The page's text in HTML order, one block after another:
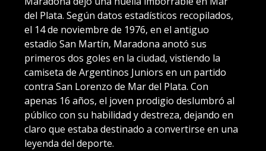
del Plata. Según datos estadísticos recopilados,
el 14 de noviembre de 1976, en el antiguo
estadio San Martín, Maradona anotó sus
primeros dos goles en la ciudad, vistiendo la
camiseta de Argentinos Juniors en un partido
contra San Lorenzo de Mar del Plata. Con
apenas 16 años, el joven prodigio deslumbró al
público con su habilidad y destreza, dejando en
claro que estaba destinado a convertirse en una
leyenda del deporte.